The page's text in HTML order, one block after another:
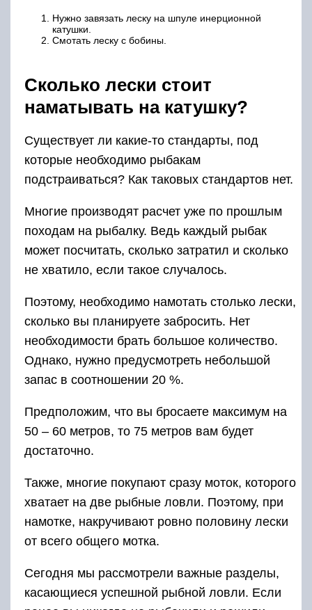
Нужно завязать леску на шпуле инерционной
катушки.
Смотать леску с бобины.
Сколько лески стоит
наматывать на катушку?
Существует ли какие-то стандарты, под
которые необходимо рыбакам
подстраиваться? Как таковых стандартов нет.
Многие производят расчет уже по прошлым
походам на рыбалку. Ведь каждый рыбак
может посчитать, сколько затратил и сколько
не хватило, если такое случалось.
Поэтому, необходимо намотать столько лески,
сколько вы планируете забросить. Нет
необходимости брать большое количество.
Однако, нужно предусмотреть небольшой
запас в соотношении 20 %.
Предположим, что вы бросаете максимум на
50 – 60 метров, то 75 метров вам будет
достаточно.
Также, многие покупают сразу моток, которого
хватает на две рыбные ловли. Поэтому, при
намотке, накручивают ровно половину лески
от всего общего мотка.
Сегодня мы рассмотрели важные разделы,
касающиеся успешной рыбной ловли. Если